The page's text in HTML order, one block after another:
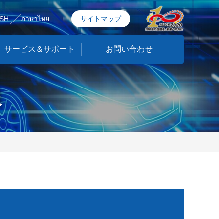
ภาษาไทย サイトマップ
サービス＆サポート お問い合わせ